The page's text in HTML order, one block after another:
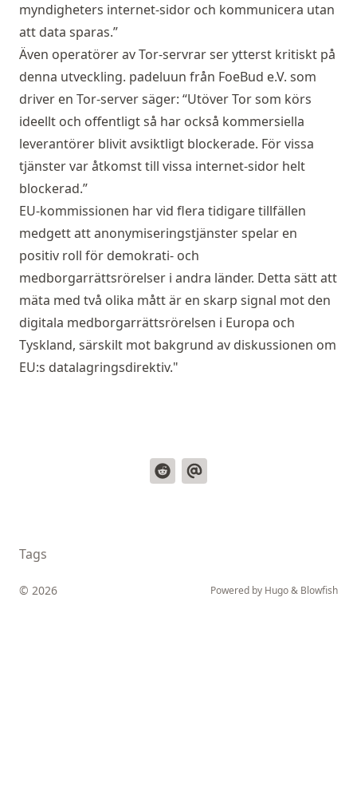
myndigheters internet-sidor och kommunicera utan
att data sparas.”
Även operatörer av Tor-servrar ser ytterst kritiskt på
denna utveckling. padeluun från FoeBud e.V. som
driver en Tor-server säger: “Utöver Tor som körs
ideellt och offentligt så har också kommersiella
leverantörer blivit avsiktligt blockerade. För vissa
tjänster var åtkomst till vissa internet-sidor helt
blockerad.”
EU-kommissionen har vid flera tidigare tillfällen
medgett att anonymiseringstjänster spelar en
positiv roll för demokrati- och
medborgarrättsrörelser i andra länder. Detta sätt att
mäta med två olika mått är en skarp signal mot den
digitala medborgarrättsrörelsen i Europa och
Tyskland, särskilt mot bakgrund av diskussionen om
EU:s datalagringsdirektiv."
Tags
© 2026 Powered by Hugo& Blowfish